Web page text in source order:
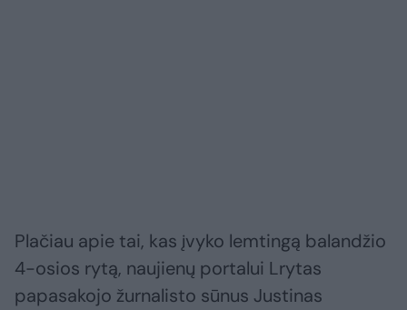
Plačiau apie tai, kas įvyko lemtingą balandžio
4-osios rytą, naujienų portalui Lrytas
papasakojo žurnalisto sūnus Justinas